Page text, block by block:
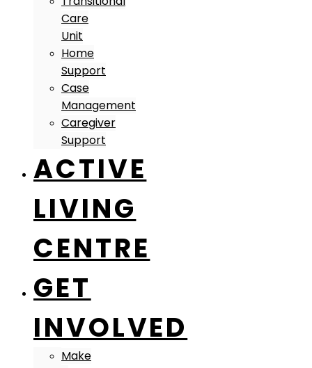
Care
Unit
Home
Support
Case
Management
Caregiver
Support
ACTIVE
LIVING
CENTRE
GET
INVOLVED
Make